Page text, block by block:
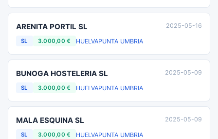
ARENITA PORTIL SL
SL 3.000,00 € HUELVAPUNTA UMBRIA
2025-05-16
BUNOGA HOSTELERIA SL
SL 3.000,00 € HUELVAPUNTA UMBRIA
2025-05-09
MALA ESQUINA SL
SL 3.000,00 € HUELVAPUNTA UMBRIA
2025-05-09